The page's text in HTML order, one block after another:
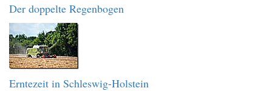
Der doppelte Regenbogen
Erntezeit in Schleswig-Holstein